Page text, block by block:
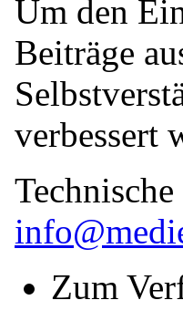
Um den
Beiträge
verbessert
Zum